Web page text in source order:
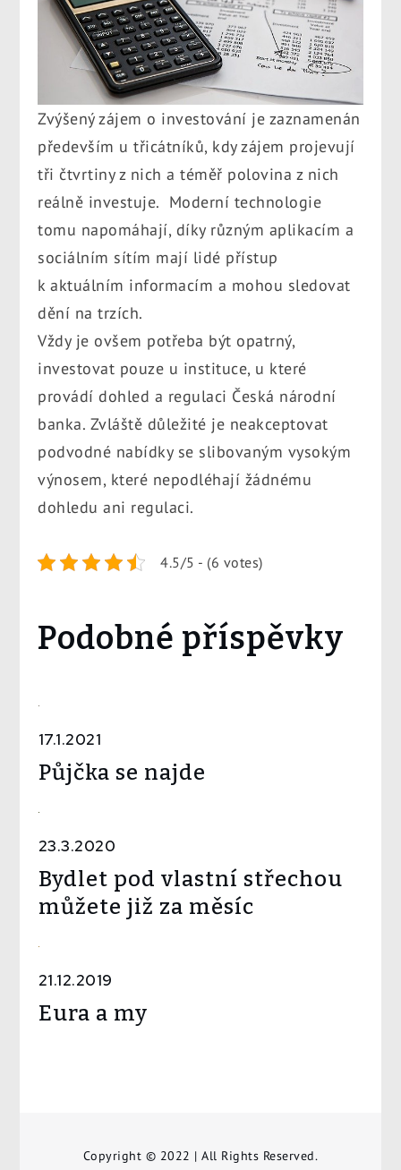
Zvýšený zájem o investování je zaznamenán
především u třicátníků, kdy zájem projevují
tři čtvrtiny z nich a téměř polovina z nich
reálně investuje. Moderní technologie
tomu napomáhají, díky různým aplikacím a
sociálním sítím mají lidé přístup
k aktuálním informacím a mohou sledovat
dění na trzích.
Vždy je ovšem potřeba být opatrný,
investovat pouze u instituce, u které
provádí dohled a regulaci Česká národní
banka. Zvláště důležité je neakceptovat
podvodné nabídky se slibovaným vysokým
výnosem, které nepodléhají žádnému
dohledu ani regulaci.
4.5/5 - (6 votes)
Podobné příspěvky
17.1.2021
Půjčka se najde
23.3.2020
Bydlet pod vlastní střechou
můžete již za měsíc
21.12.2019
Eura a my
Copyright © 2022 | All Rights Reserved.